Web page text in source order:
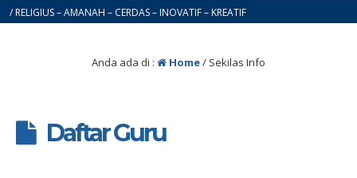
RELIGIUS – AMANAH – CERDAS – INOVATIF – KREATIF
Anda ada di : Home/ Sekilas Info
Daftar Guru